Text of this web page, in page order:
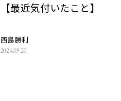
【最近気付いたこと】
西島勝利
2024.09.20